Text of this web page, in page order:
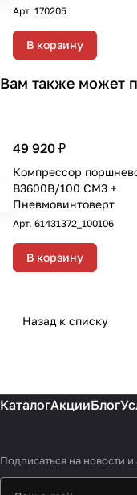
Арт. 170205
В корзину
Вам также может
49 920 ₽
Компрессор
B3600B/100 CM3 +
Пневмовинтоверт
Арт. 61431372_100106
В корзину
Назад к списку
КаталогАкцииБлог
Подписаться на новости и